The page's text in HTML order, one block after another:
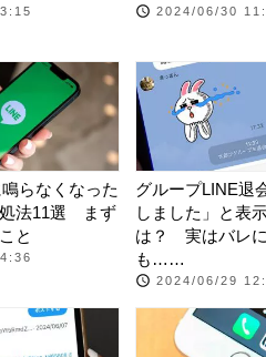
2024/06/30
らなくなった
処法11選 まず
と
グループLINE退
しました」と表
は？ 実はバレ
も……
2024/06/29